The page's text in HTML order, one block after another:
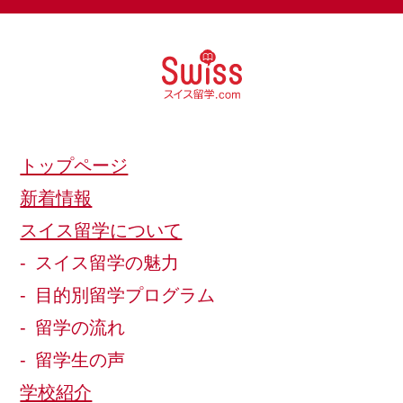
トップページ
新着情報
スイス留学について
スイス留学の魅力
目的別留学プログラム
留学の流れ
留学生の声
学校紹介